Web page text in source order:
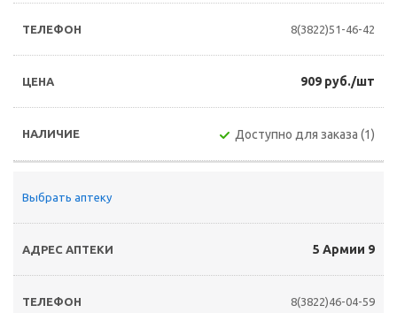
8(3822)51-46-42
909 руб./шт
Доступно для заказа (1)
Выбрать аптеку
5 Армии 9
8(3822)46-04-59